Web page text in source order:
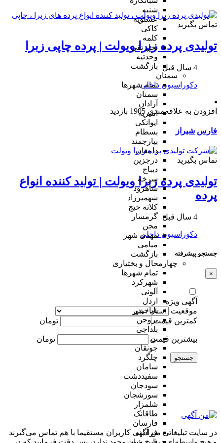
شنبه
عسلویه
کاکی
کلمه
نخل تقی
وحدتیه
بازگشت
سمنان
تمام شهر‌ها
سمنان
آرادان
امیریه
ایوانکی
بسطام
بیارجمند
دامغان
درجزین
دیباج
سرخه
شاهرود
شهمیرزاد
کلاته خیج
گرمسار
مجن
مهدی شهر
میامی
بازگشت
چهارمحال و بختیاری
تمام شهر‌ها
شهرکرد
آلونی
اردل
باباحیدر
بروجن
بلداجی
بن
جونقان
چلگرد
سامان
سفیددشت
سودجان
سورشجان
شلمزار
طاقانک
فارسان
فرادبنه
تماس بگیرید
تولیدی پرده زبرا ویولت | پرده چاپی زبرا
4 سال قبل
دکوراسیون داخلی
افزودن به علاقه‌مندی 1905 بازدید
فارس شیراز
تماس بگیرید
تولیدی پرده زبرا ویولت | تولید کننده انواع
پرده
4 سال قبل
دکوراسیون داخلی
جستجو پیشرفته
×
آگهی ویژه
موقعیت
کمترین قیمت
تومان
بیشترین قیمت تومان
جستجو
در سایت تبلیغاتی من آگهی کاربران مستقیما با هم تماس می‌گیرند